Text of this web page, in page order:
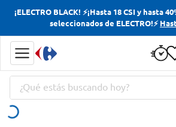
¡ELECTRO BLACK! ⚡¡Hasta 18 CSI y hasta
seleccionados de ELECTRO!⚡
¿Qué estás buscando hoy?
Términos más buscados
Términos más buscados
Yerba
Cerveza
Doves
Papas Fritas